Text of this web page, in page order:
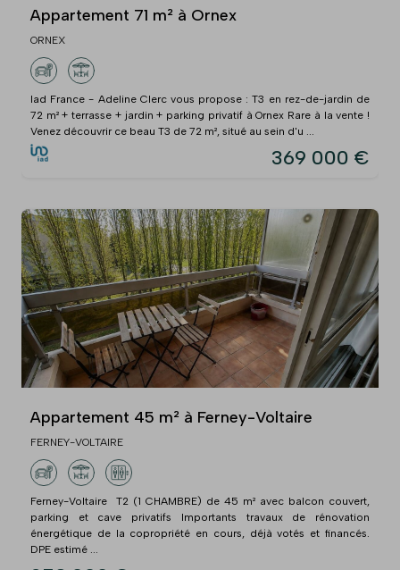
Appartement 71 m² à Ornex
ORNEX
Iad France - Adeline Clerc vous propose : T3 en rez-de-jardin de
72 m² + terrasse + jardin + parking privatif à Ornex Rare à la vente !
Venez découvrir ce beau T3 de 72 m², situé au sein d'u ...
369 000 €
Appartement 45 m² à Ferney-Voltaire
FERNEY-VOLTAIRE
Ferney-Voltaire  T2 (1 CHAMBRE) de 45 m² avec balcon couvert,
parking et cave privatifs Importants travaux de rénovation
énergétique de la copropriété en cours, déjà votés et financés.
DPE estimé ...